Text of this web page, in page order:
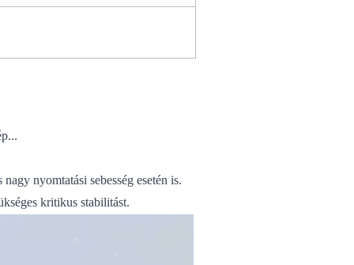
nyomtatási sebesség esetén is.
kritikus stabilitást.